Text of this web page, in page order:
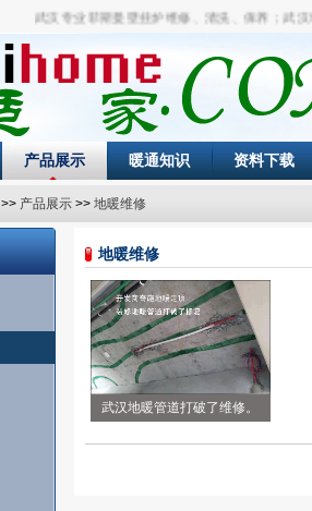
武汉专业菲斯曼壁挂炉维修、清洗、保养；武汉地
产品展示 暖通知识 资料下载
>> 产品展示 >> 地暖维修
地暖维修
武汉地暖管道打破了维修。